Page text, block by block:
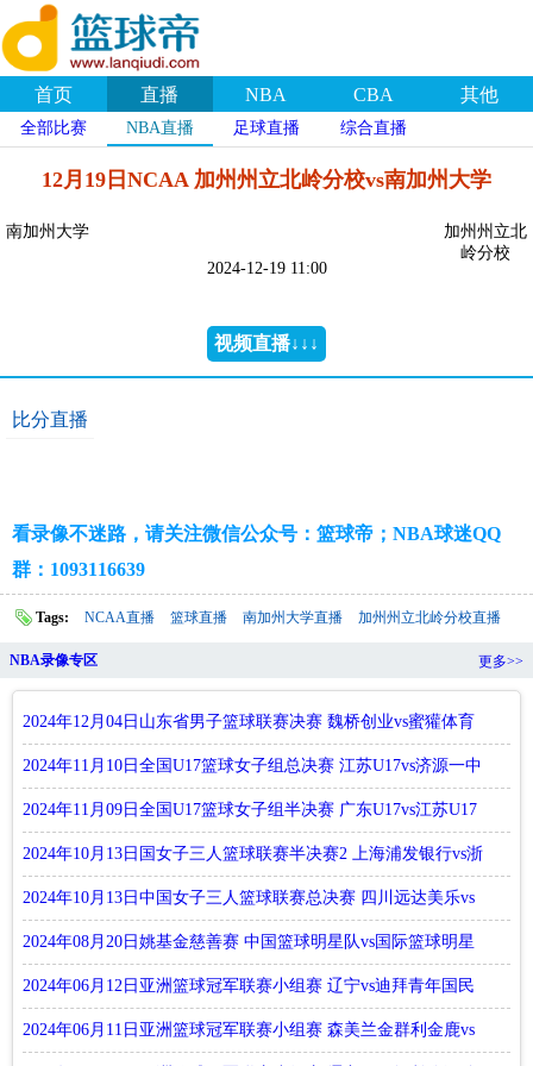
首页 直播 NBA CBA 其他
全部比赛 NBA直播 足球直播 综合直播
12月19日NCAA 加州州立北岭分校vs南加州大学
南加州大学
2024-12-19 11:00
加州州立北
岭分校
视频直播↓↓↓
比分直播
看录像不迷路，请关注微信公众号：篮球帝；NBA球迷QQ
群：1093116639
Tags: NCAA直播 篮球直播 南加州大学直播 加州州立北岭分校直播
NBA录像专区 更多>>
2024年12月04日山东省男子篮球联赛决赛 魏桥创业vs蜜獾体育
全场
2024年11月10日全国U17篮球女子组总决赛 江苏U17vs济源一中
全场
2024年11月09日全国U17篮球女子组半决赛 广东U17vs江苏U17
全场
2024年10月13日国女子三人篮球联赛半决赛2 上海浦发银行vs浙
江稠
2024年10月13日中国女子三人篮球联赛总决赛 四川远达美乐vs
上海
2024年08月20日姚基金慈善赛 中国篮球明星队vs国际篮球明星
队 全
2024年06月12日亚洲篮球冠军联赛小组赛 辽宁vs迪拜青年国民
全场
2024年06月11日亚洲篮球冠军联赛小组赛 森美兰金群利金鹿vs